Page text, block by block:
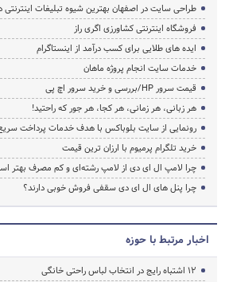
طراحی سایت در اصفهان بهترین شیوه تبلیغات اینترنتی
فروشگاه اینترنتی کشاورزی اگری راز
ایده های طلایی برای کسب درآمد از اینستاگرام
خدمات سایت انجام پروژه ماهان
قیمت سرور HP/بررسی و خرید سرور اچ پی
هر زبانی، هر زمانی، هر کجا، هر جور که راحتید!
رونمایی از سایت بلوباکس با هدف خدمات پرداخت سریع
خرید تلگرام پرمیوم با ارزان ترین قیمت
چرا لامپ ال ای دی از لامپ رشته‌ای و کم مصرف بهتر
چرا پنل های ال ای دی سقفی فروش خوبی دارند؟
اخبار مرتبط با حوزه
۱۲ اشتباه رایج در انتخاب لباس راحتی خانگی